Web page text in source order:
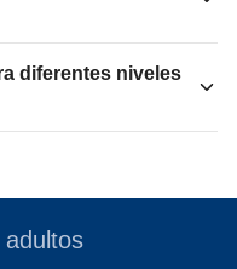
diferentes niveles